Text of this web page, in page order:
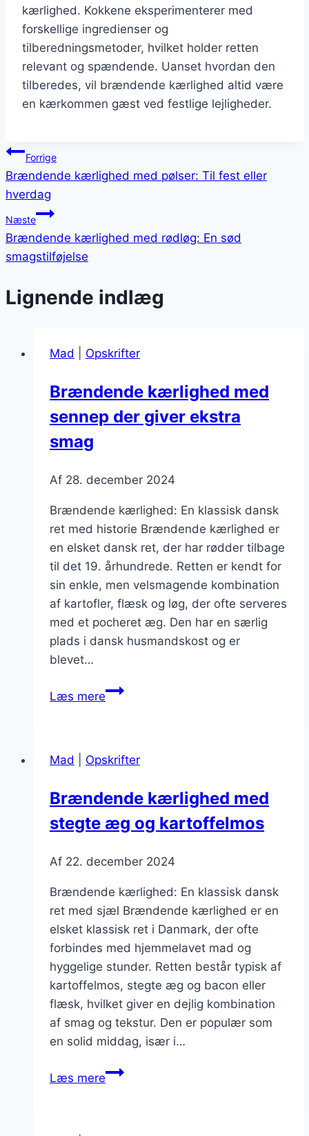
kærlighed. Kokkene eksperimenterer med
forskellige ingredienser og
tilberedningsmetoder, hvilket holder retten
relevant og spændende. Uanset hvordan den
tilberedes, vil brændende kærlighed altid være
en kærkommen gæst ved festlige lejligheder.
Indlægsnavigation
Forrige
Brændende kærlighed med pølser: Til fest eller
hverdag
Næste
Brændende kærlighed med rødløg: En sød
smagstilføjelse
Lignende indlæg
Mad Opskrifter
Brændende kærlighed med
sennep der giver ekstra
smag
Af 28. december 2024
Brændende kærlighed: En klassisk dansk
ret med historie Brændende kærlighed er
en elsket dansk ret, der har rødder tilbage
til det 19. århundrede. Retten er kendt for
sin enkle, men velsmagende kombination
af kartofler, flæsk og løg, der ofte serveres
med et pocheret æg. Den har en særlig
plads i dansk husmandskost og er
blevet…
Læs mereBrændende
der
ekstra
smag
Mad Opskrifter
Brændende kærlighed med
stegte æg og kartoffelmos
Af 22. december 2024
Brændende kærlighed: En klassisk dansk
ret med sjæl Brændende kærlighed er en
elsket klassisk ret i Danmark, der ofte
forbindes med hjemmelavet mad og
hyggelige stunder. Retten består typisk af
kartoffelmos, stegte æg og bacon eller
flæsk, hvilket giver en dejlig kombination
af smag og tekstur. Den er populær som
en solid middag, især i…
Læs mereBrændende